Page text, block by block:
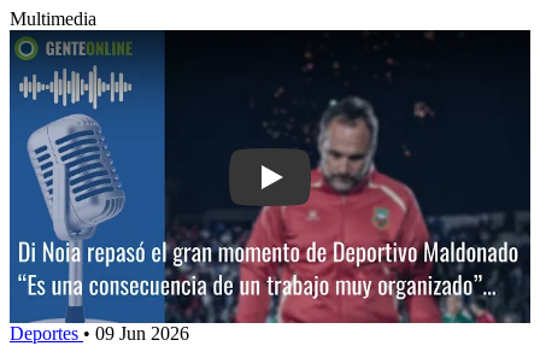
Multimedia
Play: Di Noia repasó el gran
Deportes • 09 Jun 2026